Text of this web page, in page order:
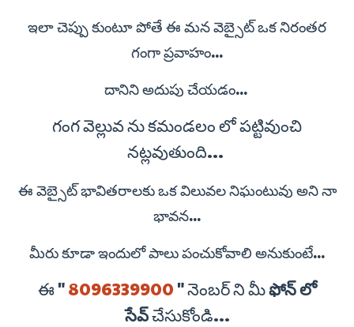
ఇలా చెప్పు కుంటూ పోతే ఈ మన వెబ్సైట్ ఒక నిరంతర
గంగా ప్రవాహం...
దానిని అదుపు చేయడం...
గంగ వెల్లువ ను కమండలం లో పట్టివుంచి
నట్లవుతుంది...
ఈ వెబ్సైట్ భావితరాలకు ఒక విలువల నిఘంటువు అని నా
భావన...
మీరు కూడా ఇందులో పాలు పంచుకోవాలి అనుకుంటే...
ఈ "8096339900 " నెంబర్ ని మీఫోన్ లో
సేవ్చేసుకోండి...